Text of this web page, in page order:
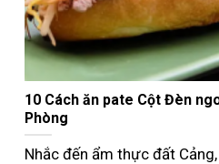
Nướng bánh mì que bằng
ngon như ngoài tiệm
Không phải ai cũng biết